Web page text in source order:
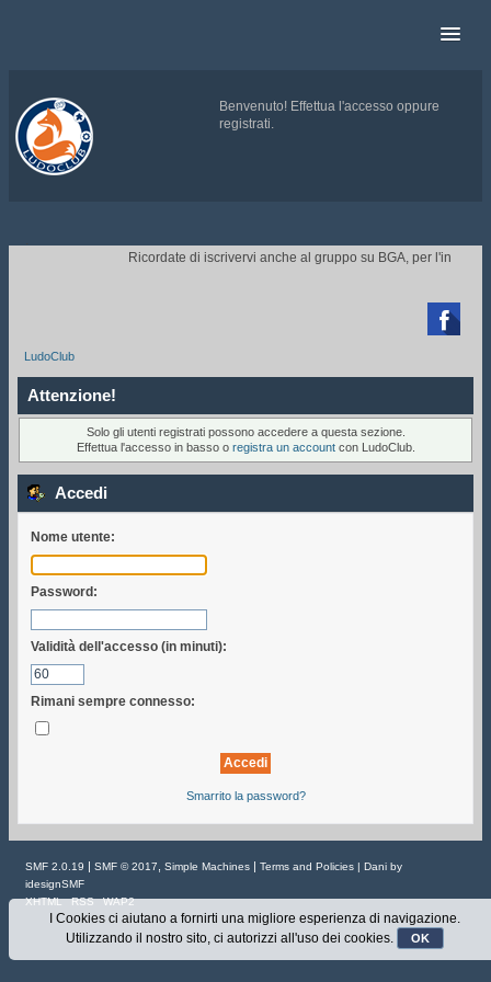
Benvenuto! Effettua l'accesso oppure
registrati.
.
Ricordate di iscrivervi anche al gruppo su BGA, per l'invito ai

LudoClub
Attenzione!
Solo gli utenti registrati possono accedere a questa sezione.
Effettua l'accesso in basso o registra un accountcon LudoClub.
Accedi
Nome utente:
Password:
Validità dell'accesso (in minuti):
Rimani sempre connesso:
Smarrito la password?
SMF 2.0.19 | SMF © 2017 Simple Machines | Terms and Policies | Dani by
idesignSMF
XHTML
RSS WAP2
I Cookies ci aiutano a fornirti una migliore esperienza di navigazione.
Utilizzando il nostro sito, ci autorizzi all'uso dei cookies.
OK